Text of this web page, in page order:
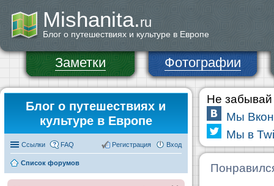
Mishanita.ru
Блог о путешествиях и культуре в Европе
Заметки Фотографии
Блог о путешествиях и
культуре в Европе
Ссылки FAQ Вход
Регистрация
Список форумов
Не забывай
Мы
Мы в